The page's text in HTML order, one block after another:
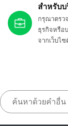
สำหรับ
กรุณาตรว
ธุรกิจหรือ
จากเว็บไ